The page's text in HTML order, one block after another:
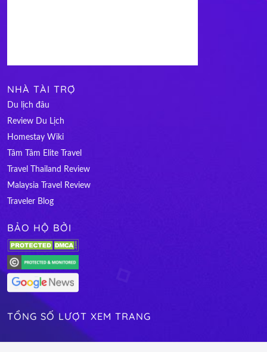
NHÀ TÀI TRỢ
Du lịch đâu
Review Du Lịch
Homestay Wiki
Tâm Tâm Elite Travel
Travel Thailand Review
Malaysia Travel Review
Traveler Blog
BẢO HỘ BỞI
TỔNG SỐ LƯỢT XEM TRANG